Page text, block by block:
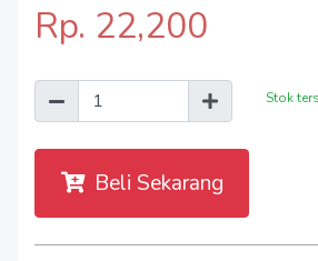
Rp. 22,200
Stok
Beli Sekarang